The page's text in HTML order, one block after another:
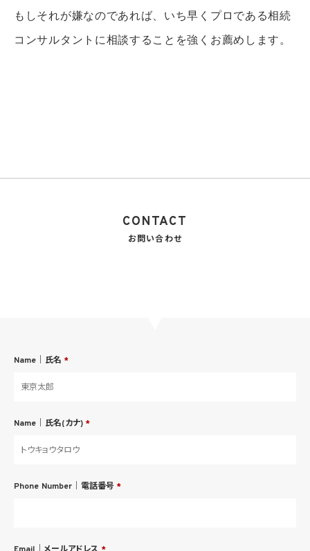
もしそれが嫌なのであれば、いち早くプロである相続
コンサルタントに相談することを強くお薦めします。
CONTACT
お問い合わせ
Name｜氏名 *
Name｜氏名(カナ) *
Phone Number｜電話番号 *